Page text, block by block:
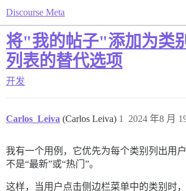
Discourse Meta
将"我的帖子"添加为类
列表的替代选项
开发
Carlos_Leiva (Carlos Leiva) 2024 年8 月
1
我有一个用例，它优先为每个类别列出用
不是“最新”或“热门”。
这样，当用户点击侧边栏菜单中的类别时